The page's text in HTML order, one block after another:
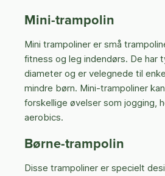
Mini-trampolin
Mini trampoliner er små
fitness og leg indendørs. De har
diameter og er velegnede til
mindre børn. Mini-trampoliner
forskellige øvelser som jogging,
aerobics.
Børne-trampolin
Disse trampoliner er specielt